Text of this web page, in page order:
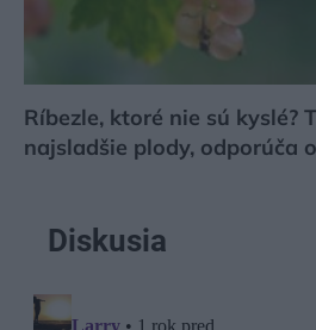
Ríbezle, ktoré nie sú kyslé?
najsladšie plody, odporúča
Diskusia